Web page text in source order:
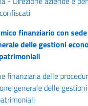
finanziario con
delle gestioni
finanziaria delle
generale delle